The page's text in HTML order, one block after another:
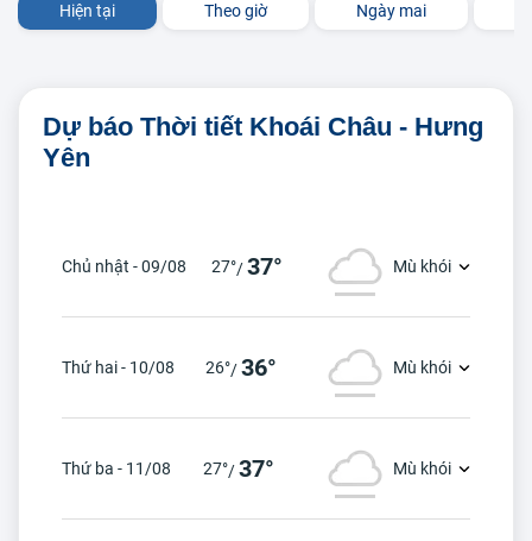
Hiện tại Theo giờ Ngày mai
Dự báo Thời tiết Khoái Châu - Hưng
Yên
Chủ nhật - 09/08 27°/37° Mù khói
Thứ hai - 10/08 26°/36° Mù khói
Thứ ba - 11/08 27°/37° Mù khói